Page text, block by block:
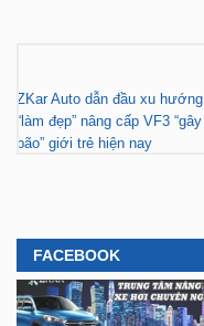
ZKar Auto dẫn đầu xu hướng
“làm đẹp” nâng cấp VF3 “gây
bão” giới trẻ hiện nay
FACEBOOK